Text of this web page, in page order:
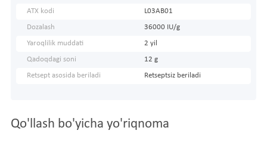
ATX kodi L03AB01
Dozalash 36000 IU/g
Yaroqlilik muddati 2 yil
Qadoqdagi soni 12 g
Retsept asosida beriladi Retseptsiz beriladi
Qo'llash bo'yicha yo'riqnoma